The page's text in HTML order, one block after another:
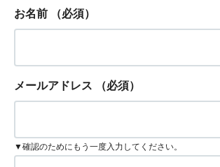
お名前 （必須）
メールアドレス （必須）
▼確認のためにもう一度入力してください。